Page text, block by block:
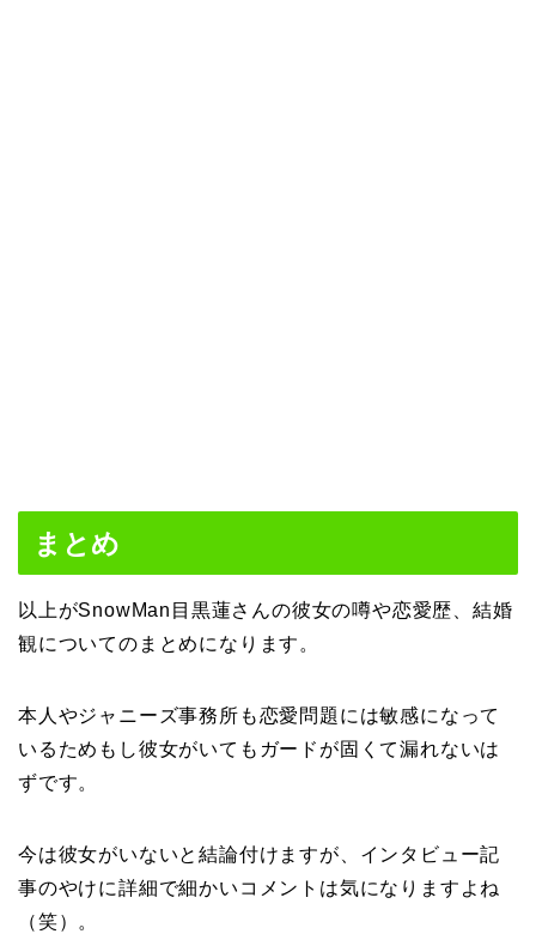
まとめ
以上がSnowMan目黒蓮さんの彼女の噂や恋愛歴、結婚
観についてのまとめになります。
本人やジャニーズ事務所も恋愛問題には敏感になって
いるためもし彼女がいてもガードが固くて漏れないは
ずです。
今は彼女がいないと結論付けますが、インタビュー記
事のやけに詳細で細かいコメントは気になりますよね
（笑）。